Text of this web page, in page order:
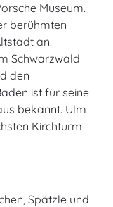
Museum.
berühmten
an.
Schwarzwald
den
ist für seine
bekannt. Ulm
Kirchturm
Spätzle und